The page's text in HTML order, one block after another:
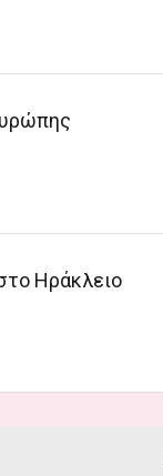
Ηράκλειο